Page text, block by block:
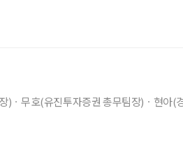
ㆍ무호(유진투자증권 총무팀장)ㆍ현아(